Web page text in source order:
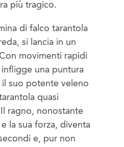
più tragico.
di falco tarantola
si lancia in un
movimenti rapidi
una puntura
suo potente veleno
quasi
ragno, nonostante
la sua forza, diventa
e, pur non